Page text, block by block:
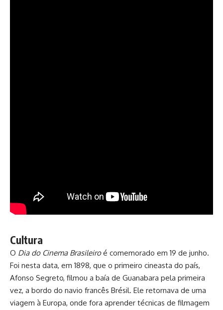
Cultura
O Dia do Cinema Brasileiroé comemorado em 19 de junho.
Foi nesta data, em 1898, que o primeiro cineasta do país,
Afonso Segreto, filmou a baía de Guanabara pela primeira
vez, a bordo do navio francês Brésil. Ele retornava de uma
viagem à Europa, onde fora aprender técnicas de filmagem